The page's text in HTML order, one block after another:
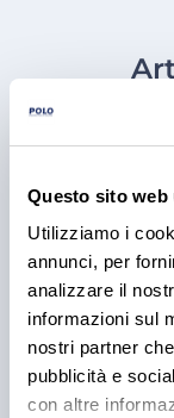
Questo sito
Utilizziamo i
annunci, per
analizzare il
informazioni sul
nostri partner
pubblicità e
con altre
RICETTE